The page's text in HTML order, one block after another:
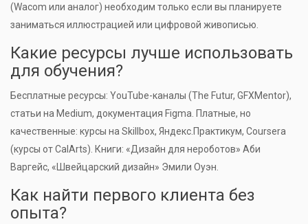
(Wacom или аналог) необходим только если вы планируете
заниматься иллюстрацией или цифровой живописью.
Какие ресурсы лучше использовать
для обучения?
Бесплатные ресурсы: YouTube-каналы (The Futur, GFXMentor),
статьи на Medium, документация Figma. Платные, но
качественные: курсы на Skillbox, Яндекс.Практикум, Coursera
(курсы от CalArts). Книги: «Дизайн для нероботов» Аби
Варгейс, «Швейцарский дизайн» Эмили Оуэн.
Как найти первого клиента без
опыта?